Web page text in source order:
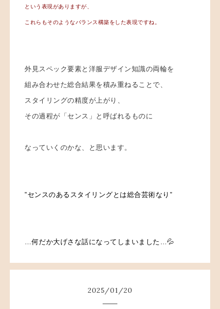
という表現がありますが、
これらもそのようなバランス構築をした表現ですね。
外見スペック要素と洋服デザイン知識の両輪を
組み合わせた総合結果を積み重ねることで、
スタイリングの精度が上がり、
その過程が「センス」と呼ばれるものに
なっていくのかな、と思います。
”センスのあるスタイリングとは総合芸術なり”
…何だか大げさな話になってしまいました…💦
2025/01/20